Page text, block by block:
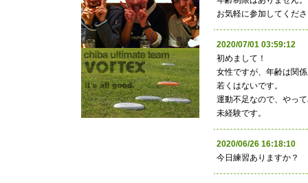
お気軽に参加してくだ
2020/07/01
初めまして！
女性ですが、年齢は関
若くはないです。
運動不足なので、やっ
未経験です。
2020/06/26
今日練習ありますか？